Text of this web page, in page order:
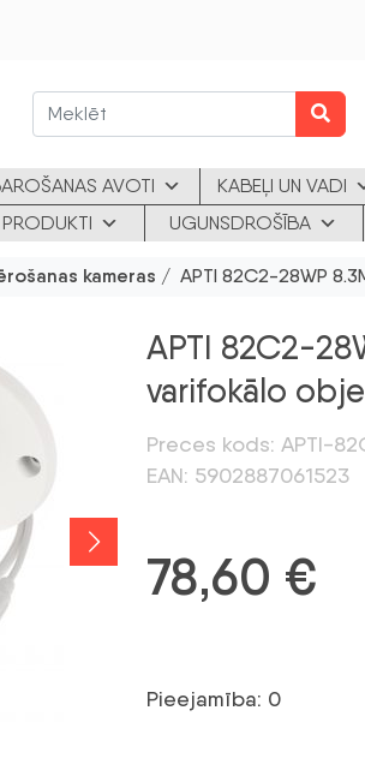
AVOTI KABEĻI UN VADI
UGUNSDROŠĪBA
kameras / APTI 82C2-28WP
APTI 82C2-
varifokālo
Preces kods: APTI-
EAN: 5902887061523
78,60 €
Pieejamība: 0